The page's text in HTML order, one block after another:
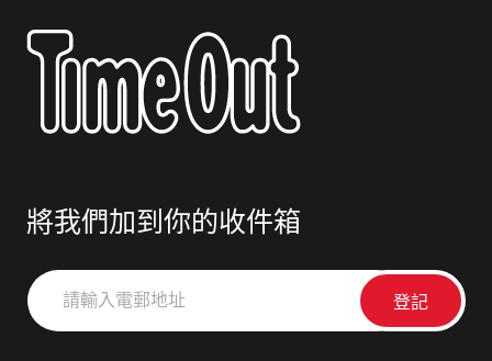
將我們加到你的收件箱
請
輸